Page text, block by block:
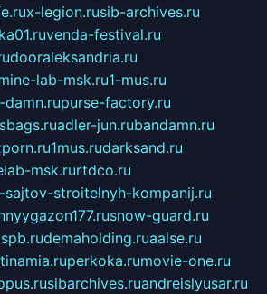
x-legion.rusib-archives.ru
venda-festival.ru
dooraleksandria.ru
lab-msk.ru1-mus.ru
damn.rupurse-factory.ru
adler-jun.rubandamn.ru
1mus.rudarksand.ru
msk.rurtdco.ru
stroitelnyh-kompanij.ru
snow-guard.ru
demaholding.ruaalse.ru
perkoka.rumovie-one.ru
sibarchives.ruandreislyusar.ru